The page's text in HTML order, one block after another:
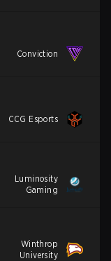
Conviction
CCG Esports
Luminosity
Gaming
Winthrop
University